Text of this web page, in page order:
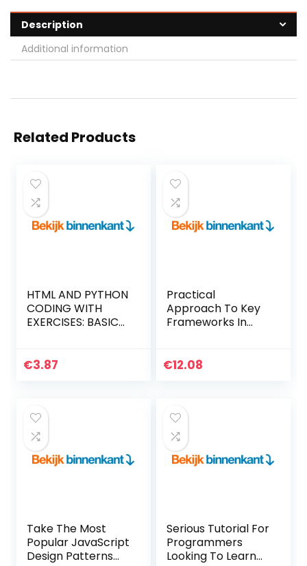
Description
Additional information
Related Products
HTML AND PYTHON
CODING WITH
EXERCISES: BASICS
FOR EXAMS AND
€3.87
Practical
Approach To Key
Frameworks In
& Deep Learning
€12.08
Take The Most
Popular JavaScript
Design Patterns
Serious Tutorial For
Programmers
Looking To Learn